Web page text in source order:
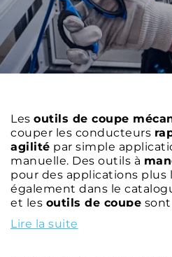
Les outils de coupe
couper les conducteurs
agilité par simple
manuelle. Des outils à
pour des applications plus
également dans le
et les outils de coupe
différents modèles pour
applications avec des
Lire la suite